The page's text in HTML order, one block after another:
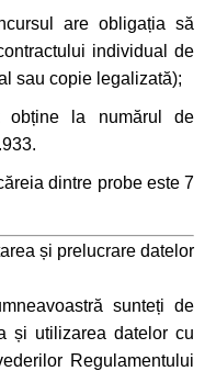
are obligația să
individual de
sau copie legalizată);
obține la numărul de
dintre probe este 7
și prelucrare datelor
sunteți de
și utilizarea datelor cu
Regulamentului